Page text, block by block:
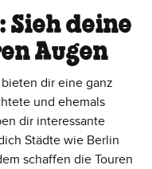
deine
Augen
bieten dir eine ganz
und ehemals
dir interessante
Städte wie Berlin
schaffen die Touren